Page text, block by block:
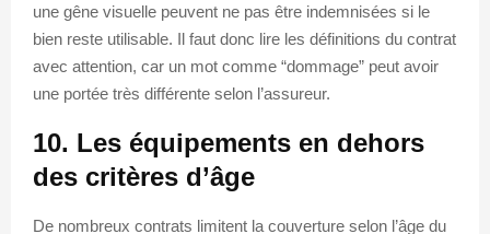
une gêne visuelle peuvent ne pas être indemnisées si le
bien reste utilisable. Il faut donc lire les définitions du contrat
avec attention, car un mot comme “dommage” peut avoir
une portée très différente selon l’assureur.
10. Les équipements en dehors
des critères d’âge
De nombreux contrats limitent la couverture selon l’âge du